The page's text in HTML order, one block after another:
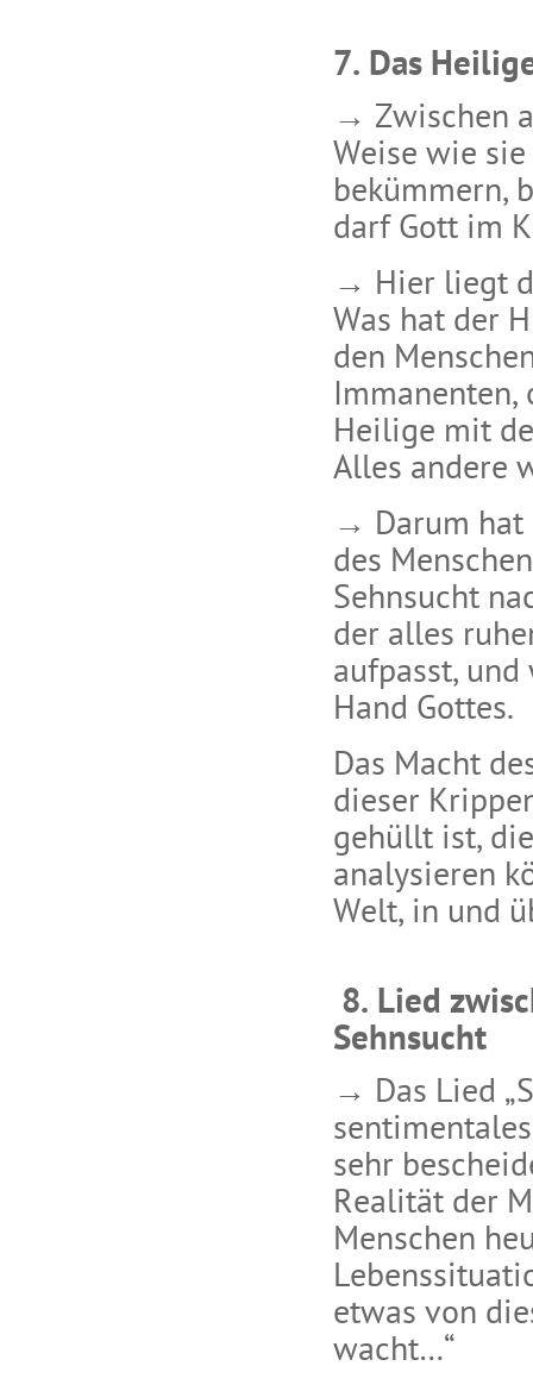
7. Das
→ Zwischen
Weise wie
bekümmern,
darf Gott im
→ Hier liegt
Was hat der
den
Heilige mit
Alles andere
→ Darum hat
des
Sehnsucht
der alles
aufpasst,
Hand Gottes.
Das Macht
dieser
gehüllt ist,
analysieren
Welt, in und
8. Lied
Sehnsucht
→ Das Lied
sehr
Realität der
Menschen
etwas von
wacht…“